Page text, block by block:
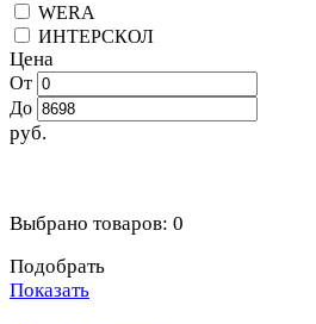
WERA
ИНТЕРСКОЛ
Цена
От
До
руб.
Выбрано товаров: 0
Подобрать
Показать